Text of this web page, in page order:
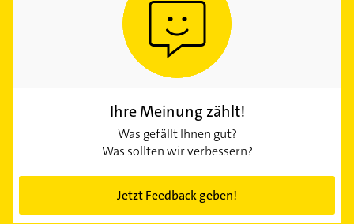
Ihre Meinung zählt!
Was gefällt Ihnen gut?
Was sollten wir verbessern?
Jetzt Feedback geben!